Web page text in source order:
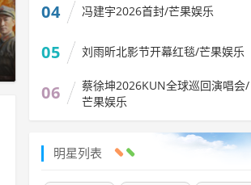
04 冯建宇2026首封/芒果娱乐
05 刘雨昕北影节开幕红毯/芒果娱乐
06
蔡徐坤2026KUN全球巡回演唱会/
芒果娱乐
明星列表